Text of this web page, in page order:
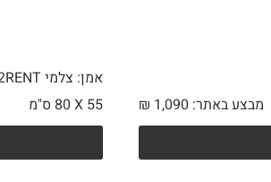
מבצע באתר: ₪ 1,090
אמן: צלמי ART2RENT
55 X